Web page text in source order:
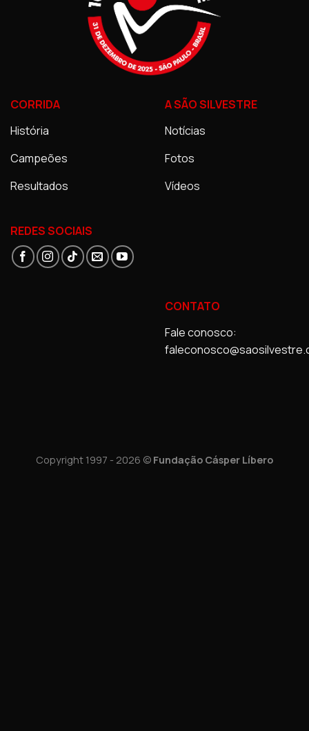
CORRIDA
História
Campeões
Resultados
A SÃO SILVESTRE
Notícias
Fotos
Vídeos
REDES SOCIAIS
CONTATO
Fale conosco:
Copyright 1997 - 2026 © Fundação Cásper Líbero